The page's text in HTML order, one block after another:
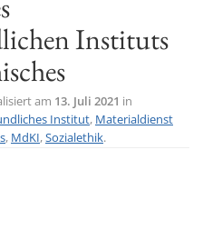
Instituts
am 13. Juli 2021 in
Institut, Materialdienst
, MdKI,Sozialethik.